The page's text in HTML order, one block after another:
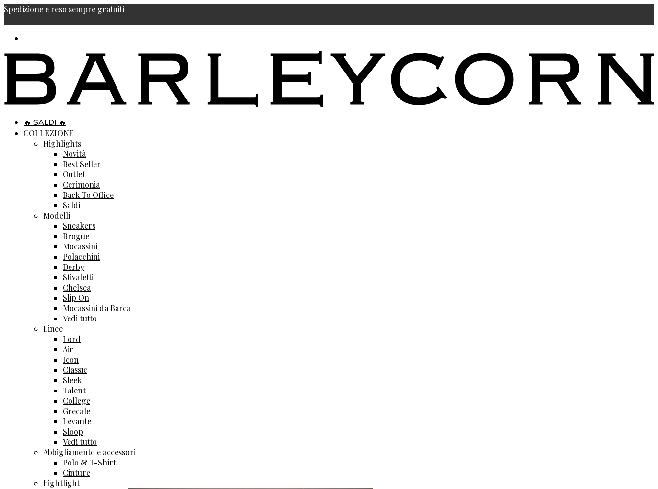
Spedizione e reso sempre gratuiti
🔥 SALDI 🔥
COLLEZIONE
Highlights
Novità
Best Seller
Outlet
Cerimonia
Back To Office
Saldi
Modelli
Sneakers
Brogue
Mocassini
Polacchini
Derby
Stivaletti
Chelsea
Slip On
Mocassini da Barca
Vedi tutto
Linee
Lord
Air
Icon
Classic
Sleek
Talent
College
Grecale
Levante
Sloop
Vedi tutto
Abbigliamento e accessori
Polo & T-Shirt
Cinture
hightlight